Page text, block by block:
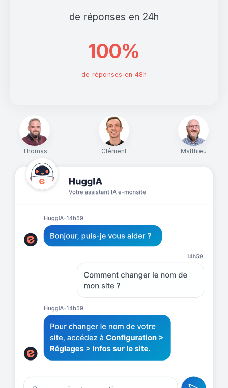
Thomas Clément Matthieu
de réponses en 24h
100%
de réponses en 48h